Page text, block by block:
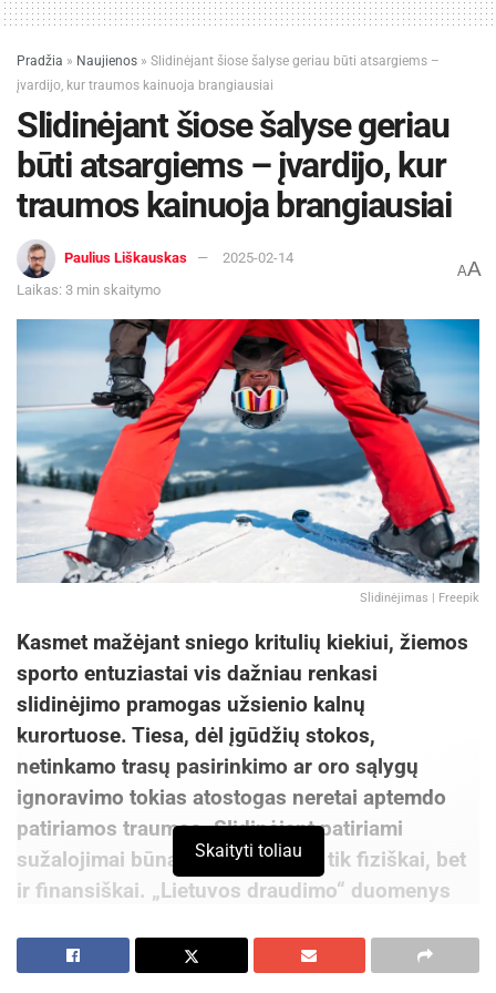
Pradžia » Naujienos » Slidinėjant šiose šalyse geriau būti atsargiems –
įvardijo, kur traumos kainuoja brangiausiai
Slidinėjant šiose šalyse geriau
būti atsargiems – įvardijo, kur
traumos kainuoja brangiausiai
Paulius Liškauskas
2025-02-14
Laikas: 3 min skaitymo
AA
Slidinėjimas | Freepik
Kasmet mažėjant sniego kritulių kiekiui, žiemos
sporto entuziastai vis dažniau renkasi
slidinėjimo pramogas užsienio kalnų
kurortuose. Tiesa, dėl įgūdžių stokos,
netinkamo trasų pasirinkimo ar oro sąlygų
ignoravimo tokias atostogas neretai aptemdo
patiriamos traumos. Slidinėjant patiriami
sužalojimai būna skausmingi ne tik fiziškai, bet
ir finansiškai. „Lietuvos draudimo“ duomenys
susižeidus gydymas lietuviams atsieina
Skaityti toliau